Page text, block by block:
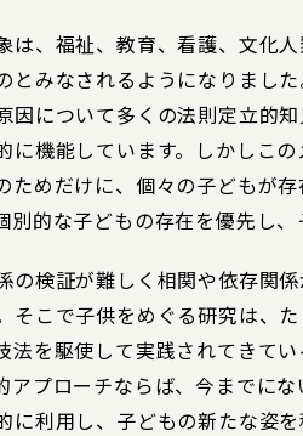
、福祉、教育、看護、文化
みなされるようになりまし
について多くの法則定立的
機能しています。しかしこ
ためだけに、個々の子どもが
的な子どもの存在を優先し
検証が難しく相関や依存関
こで子供をめぐる研究は、
を駆使して実践されてきて
プローチならば、今までに
利用し、子どもの新たな姿